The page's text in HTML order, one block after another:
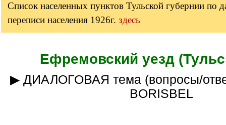
Список населенных пунктов Тульской губернии по
переписи населения 1926г. здесь
Ефремовский уезд
▶ ДИАЛОГОВАЯ тема (вопросы/ответы)___куратор
BORISBEL